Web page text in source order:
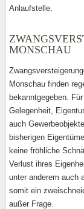
Anlaufstelle.
MONSCHAU
Monschau finden
bekanntgegeben.
Gelegenheit,
auch
bisherigen
keine fröhliche
Verlust ihres
unter anderem auch
somit ein
außer Frage.